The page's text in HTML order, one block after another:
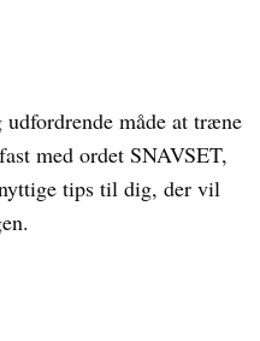
måde at træne
med ordet SNAVSET,
tips til dig, der vil